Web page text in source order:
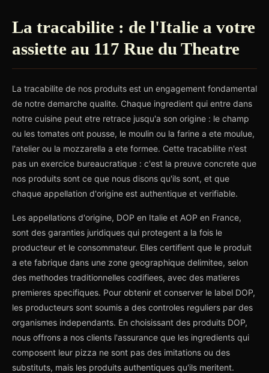
La tracabilite : de l'Italie a votre
assiette au 117 Rue du Theatre
La tracabilite de nos produits est un engagement fondamental
de notre demarche qualite. Chaque ingredient qui entre dans
notre cuisine peut etre retrace jusqu'a son origine : le champ
ou les tomates ont pousse, le moulin ou la farine a ete moulue,
l'atelier ou la mozzarella a ete formee. Cette tracabilite n'est
pas un exercice bureaucratique : c'est la preuve concrete que
nos produits sont ce que nous disons qu'ils sont, et que
chaque appellation d'origine est authentique et verifiable.
Les appellations d'origine, DOP en Italie et AOP en France,
sont des garanties juridiques qui protegent a la fois le
producteur et le consommateur. Elles certifient que le produit
a ete fabrique dans une zone geographique delimitee, selon
des methodes traditionnelles codifiees, avec des matieres
premieres specifiques. Pour obtenir et conserver le label DOP,
les producteurs sont soumis a des controles reguliers par des
organismes independants. En choisissant des produits DOP,
nous offrons a nos clients l'assurance que les ingredients qui
composent leur pizza ne sont pas des imitations ou des
substituts, mais les produits authentiques qu'ils meritent.